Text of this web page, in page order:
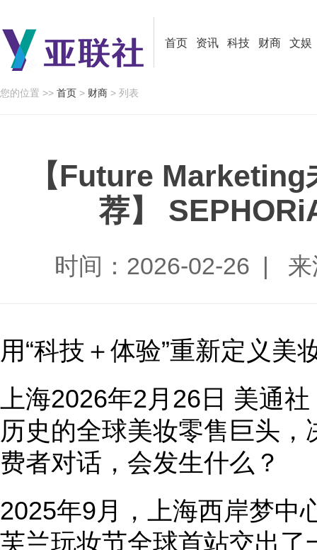
首页 资讯 科技 财商 文娱
您的位置 >> 首页 > 财商 > 列表
【Future
荐】
时间：2026-02-26 |
用“科技＋体验”重新定义美
上海2026年2月26日 美通
历史的全球美妆零售巨头，
费者对话，会发生什么？
2025年9月，上海西岸梦中
芙兰玩妆节全球首站交出